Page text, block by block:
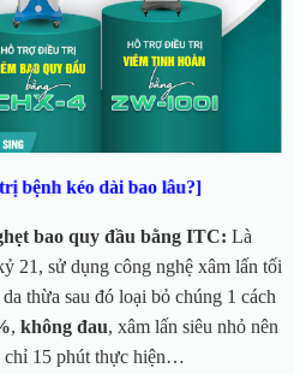
bệnh kéo dài bao lâu?]
bao quy đầu bằng ITC: Là
21, sử dụng công nghệ xâm lấn tối
thừa sau đó loại bỏ chúng 1 cách
, không đau, xâm lấn siêu nhỏ nên
chỉ 15 phút thực hiện…